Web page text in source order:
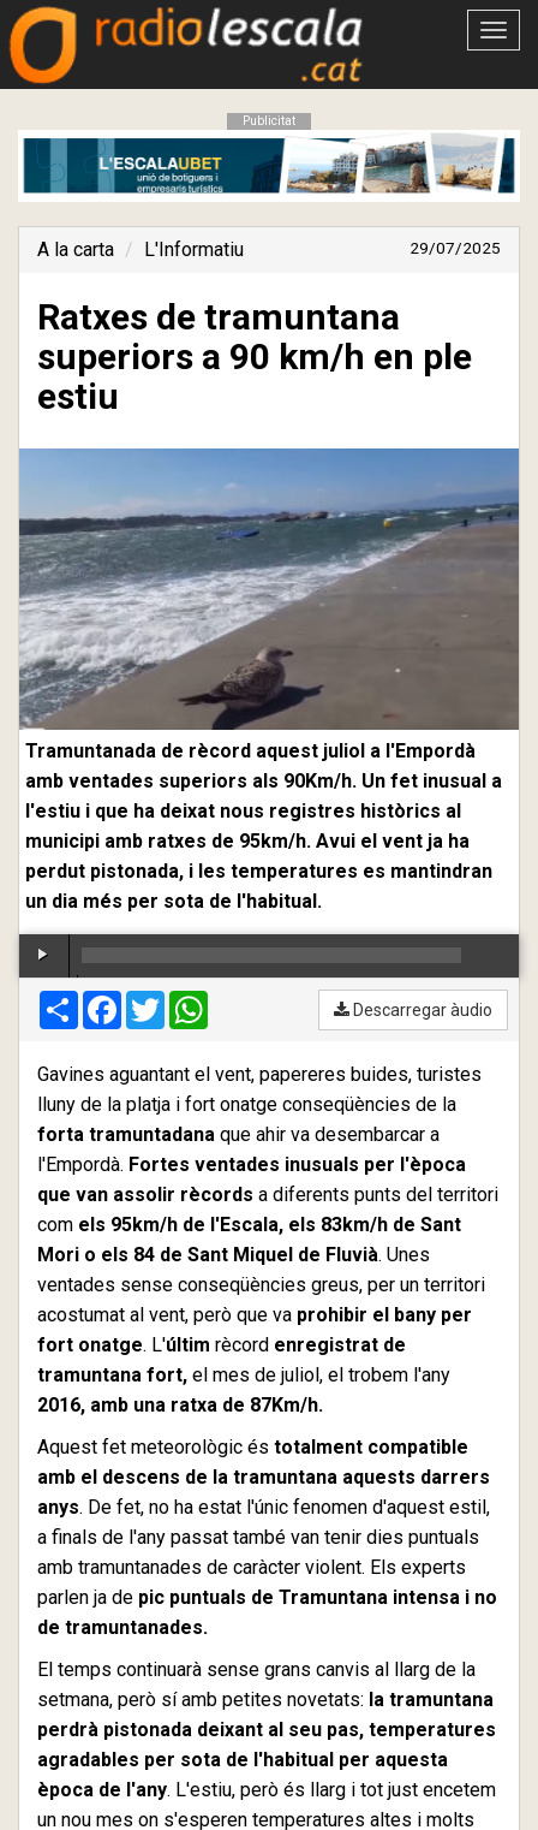
Obrir
Publicitat
A la carta L'Informatiu 29/07/2025
Ratxes de tramuntana
superiors a 90 km/h en ple
estiu
Tramuntanada de rècord aquest juliol a l'Empordà
amb ventades superiors als 90Km/h. Un fet inusual a
l'estiu i que ha deixat nous registres històrics al
municipi amb ratxes de 95km/h. Avui el vent ja ha
perdut pistonada, i les temperatures es mantindran
un dia més per sota de l'habitual.
00:00/ 00:00
CompartirFacebook
Twitter Descarregar àudio
Gavines aguantant el vent, papereres buides, turistes
lluny de la platja i fort onatge conseqüències de la
forta tramuntadana que ahir va desembarcar a
l'Empordà. Fortes ventades inusuals per l'època
que van assolir rècords a diferents punts del territori
com els 95km/h de l'Escala, els 83km/h de Sant
Mori o els 84 de Sant Miquel de Fluvià. Unes
ventades sense conseqüències greus, per un territori
acostumat al vent, però que va prohibir el bany per
fort onatge. L'últim rècord enregistrat de
tramuntana fort, el mes de juliol, el trobem l'any
2016, amb una ratxa de 87Km/h.
Aquest fet meteorològic és totalment compatible
amb el descens de la tramuntana aquests darrers
anys. De fet, no ha estat l'únic fenomen d'aquest estil,
a finals de l'any passat també van tenir dies puntuals
amb tramuntanades de caràcter violent. Els experts
parlen ja de pic puntuals de Tramuntana intensa i no
de tramuntanades.
El temps continuarà sense grans canvis al llarg de la
setmana, però sí amb petites novetats: la tramuntana
perdrà pistonada deixant al seu pas, temperatures
agradables per sota de l'habitual per aquesta
època de l'any. L'estiu, però és llarg i tot just encetem
un nou mes on s'esperen temperatures altes i molts